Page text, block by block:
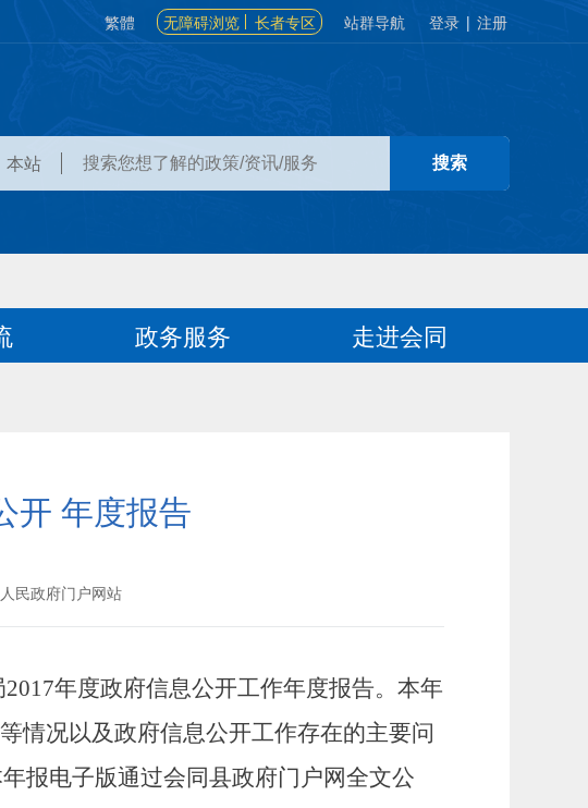
繁體 无障碍浏览 长者专区 站群导航 登录 | 注册
本站
政务服务 走进会同
开 年度报告
民政府门户网站
年度政府信息公开工作年度报告。本年
情况以及政府信息公开工作存在的主要问
报电子版通过会同县政府门户网全文公